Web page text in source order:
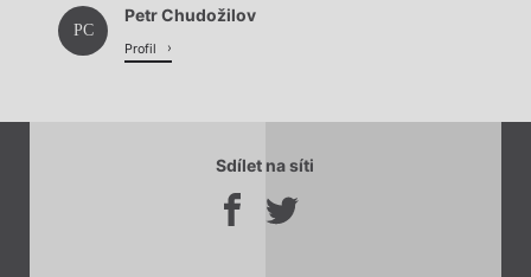
PC
Petr Chudožilov
Profil
Sdílet na síti